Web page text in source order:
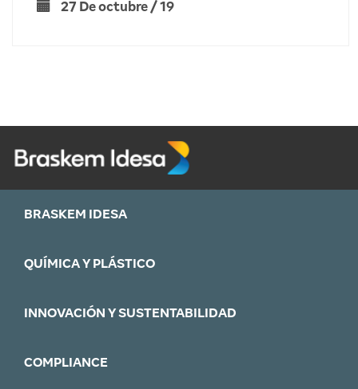
27 De octubre / 19
BRASKEM IDESA
QUÍMICA Y PLÁSTICO
INNOVACIÓN Y SUSTENTABILIDAD
COMPLIANCE